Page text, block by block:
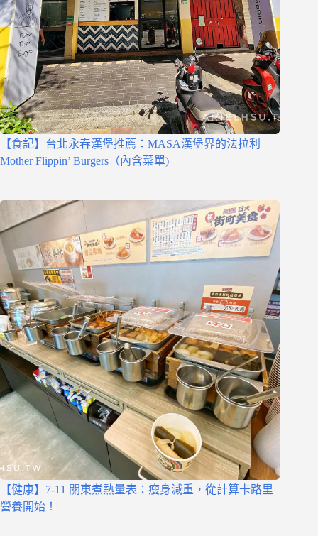
【食記】台北永春漢堡推薦：MASA漢堡界的法拉利
Mother Flippin’ Burgers（內含菜單)
【健康】7-11 關東煮熱量表：瘦身減重，從計算卡路里
營養開始！